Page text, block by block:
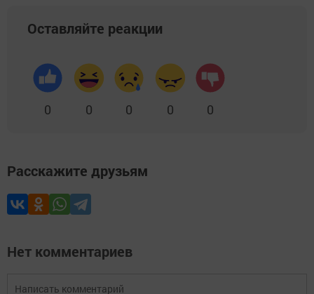
Оставляйте реакции
0 0 0 0 0
Расскажите друзьям
Нет комментариев